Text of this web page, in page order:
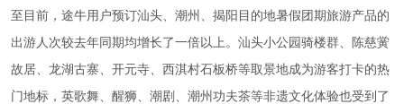
至目前，途牛用户预订汕头、潮州、揭阳目的地暑假团期旅游产品的
出游人次较去年同期均增长了一倍以上。汕头小公园骑楼群、陈慈黉
故居、龙湖古寨、开元寺、西淇村石板桥等取景地成为游客打卡的热
门地标，英歌舞、醒狮、潮剧、潮州功夫茶等非遗文化体验也受到了